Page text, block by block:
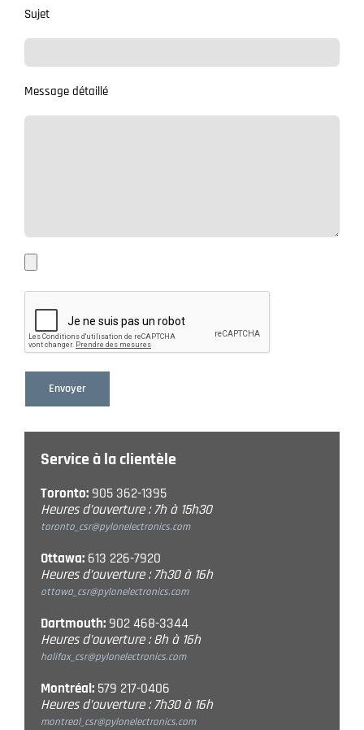
Sujet
Message détaillé
Service à la clientèle
Toronto: 905 362-1395
Heures d’ouverture : 7h à 15h30
toronto_csr@pylonelectronics.com
Ottawa: 613 226-7920
Heures d’ouverture : 7h30 à 16h
ottawa_csr@pylonelectronics.com
Dartmouth: 902 468-3344
Heures d’ouverture : 8h à 16h
halifax_csr@pylonelectronics.com
Montréal: 579 217-0406
Heures d’ouverture : 7h30 à 16h
montreal_csr@pylonelectronics.com